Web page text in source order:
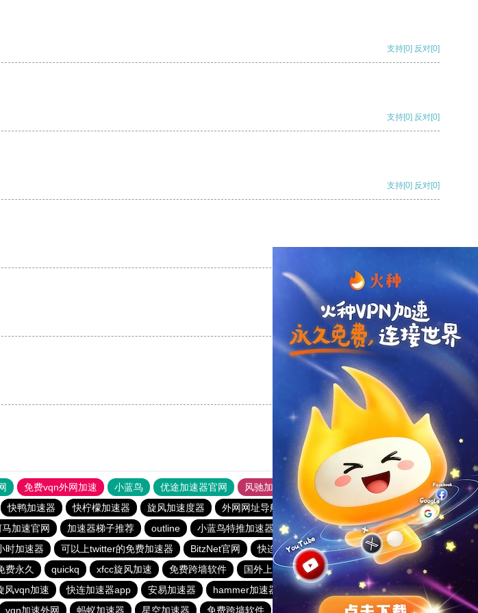
支持[0] 反对[0]
支持[0] 反对[0]
支持[0] 反对[0]
支持 [0] 反对 [0]
支持
免费vqn外网加速 小蓝鸟 优途加速器官网 风驰加速器
旋风加速器
快鸭加速器 快柠檬加速器 旋风加速度器 外网网址导航 软件中心 雷霆加速
狂飙加速器
马加速官网 加速器梯子推荐 outline 小蓝鸟特推加速器 红海pro加速器
蚂蚁加速器
时加速器 可以上twitter的免费加速器 BitzNet官网 快连加速器app
闪电加速器
费永久 quickq xfcc旋风加速 免费跨墙软件 国外上网加速器
火箭vp加速器官网
风vqn加速 快连加速器app 安易加速器 hammer加速器
十大免费网络加速神器
vqn加速外网 蚂蚁加速器 星空加速器 免费跨墙软件 加速器试用两小时